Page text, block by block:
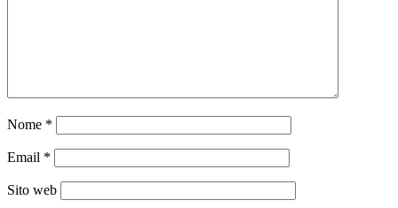
Nome *
Email *
Sito web